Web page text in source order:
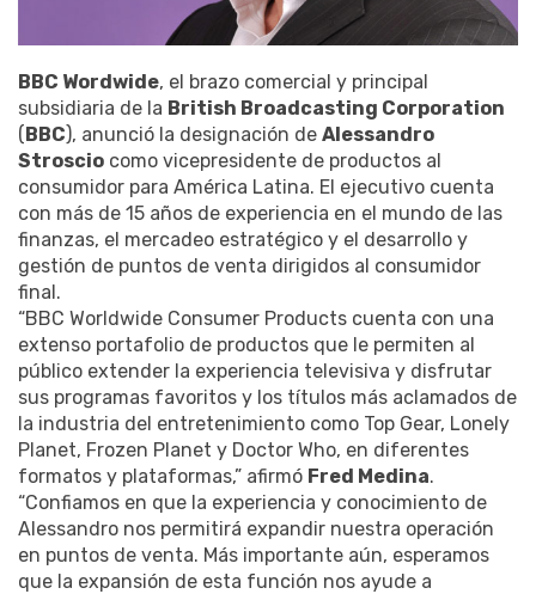
BBC Wordwide, el brazo comercial y principal
subsidiaria de la British Broadcasting Corporation
(BBC), anunció la designación de Alessandro
Stroscio como vicepresidente de productos al
consumidor para América Latina. El ejecutivo cuenta
con más de 15 años de experiencia en el mundo de las
finanzas, el mercadeo estratégico y el desarrollo y
gestión de puntos de venta dirigidos al consumidor
final.
“BBC Worldwide Consumer Products cuenta con una
extenso portafolio de productos que le permiten al
público extender la experiencia televisiva y disfrutar
sus programas favoritos y los títulos más aclamados de
la industria del entretenimiento como Top Gear, Lonely
Planet, Frozen Planet y Doctor Who, en diferentes
formatos y plataformas,” afirmó Fred Medina.
“Confiamos en que la experiencia y conocimiento de
Alessandro nos permitirá expandir nuestra operación
en puntos de venta. Más importante aún, esperamos
que la expansión de esta función nos ayude a